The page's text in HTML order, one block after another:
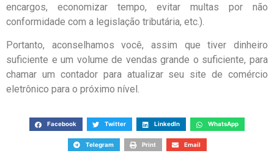
encargos, economizar tempo, evitar multas por não
conformidade com a legislação tributária, etc.).
Portanto, aconselhamos você, assim que tiver dinheiro
suficiente e um volume de vendas grande o suficiente, para
chamar um contador para atualizar seu site de comércio
eletrônico para o próximo nível.
Facebook Twitter LinkedIn WhatsApp
Telegram Print Email